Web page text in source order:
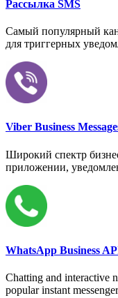
Рассылка SMS
Самый популярный
для триггерных
Viber Business
Широкий спектр
приложении,
WhatsApp Business
Chatting and interactive
popular instant